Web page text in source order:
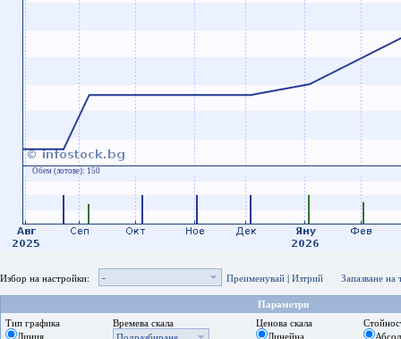
Обем (лотове): 150
Избор на настройки: - Преименувай | Изтрий Запазване на
Параметри
Тип графика
Линия
Времева скала
Ценова скала
Линейна